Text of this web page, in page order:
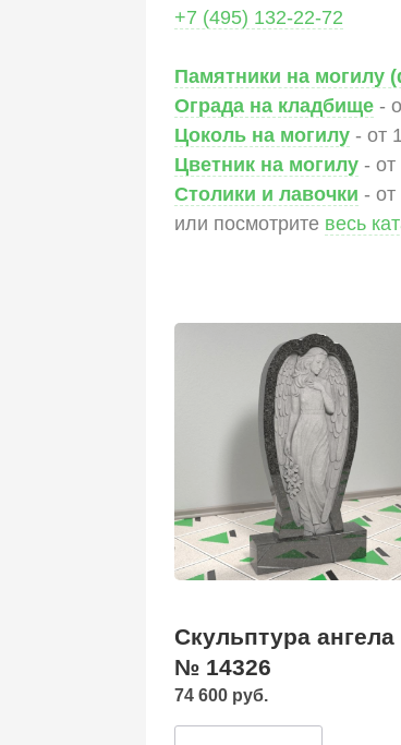
+7 (495) 132-22-72
Памятники на могилу
Ограда на кладбище -
Цоколь на могилу - от
Цветник на могилу - от
Столики и лавочки - от
или посмотрите весь
Скульптура ангела
№ 14326
74 600 руб.